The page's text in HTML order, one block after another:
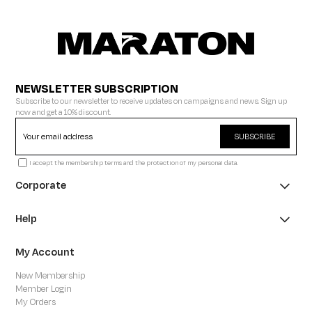
NEWSLETTER SUBSCRIPTION
Subscribe to our newsletter to receive updates on campaigns and news. Sign up
now and get a 10% discount.
SUBSCRIBE
I accept the membership terms and the protection of my personal data.
Corporate
Help
My Account
New Membership
Member Login
My Orders